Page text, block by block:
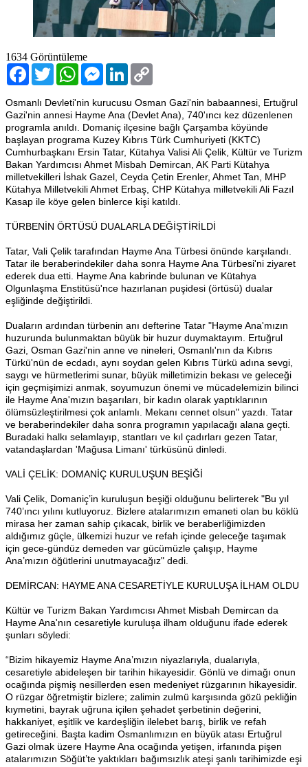
1634 Görüntüleme
Facebook
TwitterWhatsAppMessenger
LinkedIn
Osmanlı Devleti'nin kurucusu Osman Gazi'nin babaannesi, Ertuğrul
Gazi'nin annesi Hayme Ana (Devlet Ana), 740'ıncı kez düzenlenen
programla anıldı. Domaniç ilçesine bağlı Çarşamba köyünde
başlayan programa Kuzey Kıbrıs Türk Cumhuriyeti (KKTC)
Cumhurbaşkanı Ersin Tatar, Kütahya Valisi Ali Çelik, Kültür ve Turizm
Bakan Yardımcısı Ahmet Misbah Demircan, AK Parti Kütahya
milletvekilleri İshak Gazel, Ceyda Çetin Erenler, Ahmet Tan, MHP
Kütahya Milletvekili Ahmet Erbaş, CHP Kütahya milletvekili Ali Fazıl
Kasap ile köye gelen binlerce kişi katıldı.
TÜRBENİN ÖRTÜSÜ DUALARLA DEĞİŞTİRİLDİ
Tatar, Vali Çelik tarafından Hayme Ana Türbesi önünde karşılandı.
Tatar ile beraberindekiler daha sonra Hayme Ana Türbesi'ni ziyaret
ederek dua etti. Hayme Ana kabrinde bulunan ve Kütahya
Olgunlaşma Enstitüsü'nce hazırlanan puşidesi (örtüsü) dualar
eşliğinde değiştirildi.
Duaların ardından türbenin anı defterine Tatar "Hayme Ana'mızın
huzurunda bulunmaktan büyük bir huzur duymaktayım. Ertuğrul
Gazi, Osman Gazi'nin anne ve nineleri, Osmanlı'nın da Kıbrıs
Türkü'nün de ecdadı, aynı soydan gelen Kıbrıs Türkü adına sevgi,
saygı ve hürmetlerimi sunar, büyük milletimizin bekası ve geleceği
için geçmişimizi anmak, soyumuzun önemi ve mücadelemizin bilinci
ile Hayme Ana'mızın başarıları, bir kadın olarak yaptıklarının
ölümsüzleştirilmesi çok anlamlı. Mekanı cennet olsun" yazdı. Tatar
ve beraberindekiler daha sonra programın yapılacağı alana geçti.
Buradaki halkı selamlayıp, stantları ve kıl çadırları gezen Tatar,
vatandaşlardan 'Mağusa Limanı' türküsünü dinledi.
VALİ ÇELİK: DOMANİÇ KURULUŞUN BEŞİĞİ
Vali Çelik, Domaniç’in kuruluşun beşiği olduğunu belirterek "Bu yıl
740’ıncı yılını kutluyoruz. Bizlere atalarımızın emaneti olan bu köklü
mirasa her zaman sahip çıkacak, birlik ve beraberliğimizden
aldığımız güçle, ülkemizi huzur ve refah içinde geleceğe taşımak
için gece-gündüz demeden var gücümüzle çalışıp, Hayme
Ana’mızın öğütlerini unutmayacağız" dedi.
DEMİRCAN: HAYME ANA CESARETİYLE KURULUŞA İLHAM OLDU
Kültür ve Turizm Bakan Yardımcısı Ahmet Misbah Demircan da
Hayme Ana'nın cesaretiyle kuruluşa ilham olduğunu ifade ederek
şunları söyledi:
“Bizim hikayemiz Hayme Ana’mızın niyazlarıyla, dualarıyla,
cesaretiyle abideleşen bir tarihin hikayesidir. Gönlü ve dimağı onun
ocağında pişmiş nesillerden esen medeniyet rüzgarının hikayesidir.
O rüzgar öğretmiştir bizlere; zalimin zulmü karşısında gözü pekliğin
kıymetini, bayrak uğruna içilen şehadet şerbetinin değerini,
hakkaniyet, eşitlik ve kardeşliğin ilelebet barış, birlik ve refah
getireceğini. Başta kadim Osmanlımızın en büyük atası Ertuğrul
Gazi olmak üzere Hayme Ana ocağında yetişen, irfanında pişen
atalarımızın Söğüt’te yaktıkları bağımsızlık ateşi şanlı tarihimizde eşi